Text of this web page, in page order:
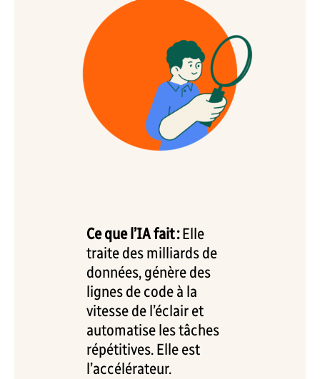
Ce que l’IA fait :Elle
traite des milliards de
données, génère des
lignes de code à la
vitesse de l’éclair et
automatise les tâches
répétitives. Elle est
l’accélérateur.